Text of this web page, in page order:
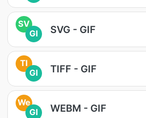
SV
GI
SVG - GIF
TI
GI
TIFF - GIF
We
GI
WEBM - GIF